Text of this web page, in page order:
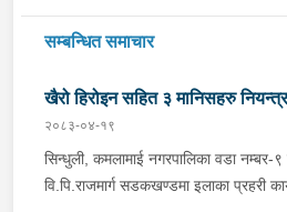
सम्बन्धित समाचार
खैरो हिरोइन सहित ३ मानिसहरु
२०८३-०४-१९
सिन्धुली, कमलामाई नगरपालिका वडा नम्बर-
वि.पि.राजमार्ग सडकखण्डमा इलाका प्रहरी